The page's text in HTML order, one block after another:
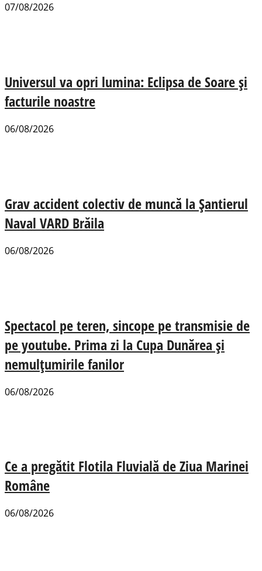
07/08/2026
Universul va opri lumina: Eclipsa de Soare și
facturile noastre
06/08/2026
Grav accident colectiv de muncă la Șantierul
Naval VARD Brăila
06/08/2026
Spectacol pe teren, sincope pe transmisie de
pe youtube. Prima zi la Cupa Dunărea și
nemulțumirile fanilor
06/08/2026
Ce a pregătit Flotila Fluvială de Ziua Marinei
Române
06/08/2026